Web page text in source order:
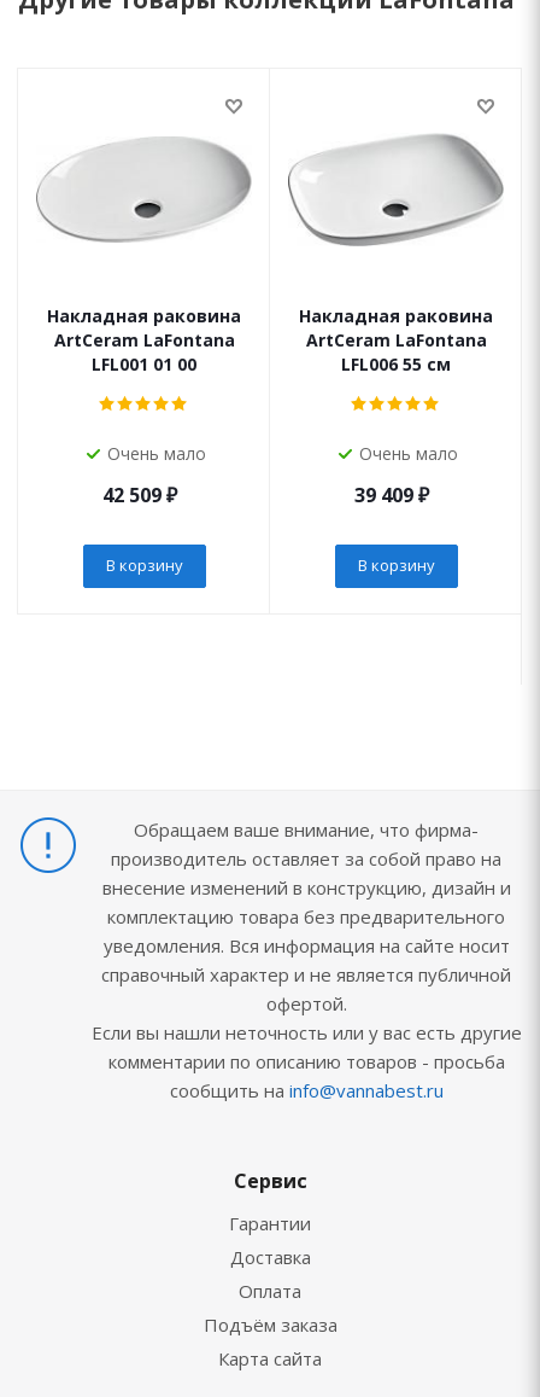
Накладная раковина
ArtCeram LaFontana
LFL001 01 00
Очень мало
42 509₽
В корзину
Накладная раковина
ArtCeram LaFontana
LFL006 55 см
Очень мало
39 409₽
В корзину
Обращаем ваше внимание, что фирма-
производитель оставляет за собой право на
внесение изменений в конструкцию, дизайн и
комплектацию товара без предварительного
уведомления. Вся информация на сайте носит
справочный характер и не является публичной
офертой.
Если вы нашли неточность или у вас есть другие
комментарии по описанию товаров - просьба
сообщить на info@vannabest.ru
Сервис
Гарантии
Доставка
Оплата
Подъём заказа
Карта сайта